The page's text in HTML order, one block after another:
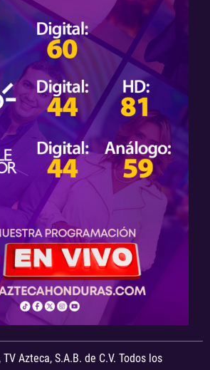
Azteca, S.A.B. de C.V. Todos los